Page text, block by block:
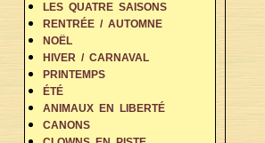
LES QUATRE SAISONS
RENTRÉE / AUTOMNE
NOËL
HIVER / CARNAVAL
PRINTEMPS
ÉTÉ
ANIMAUX EN LIBERTÉ
CANONS